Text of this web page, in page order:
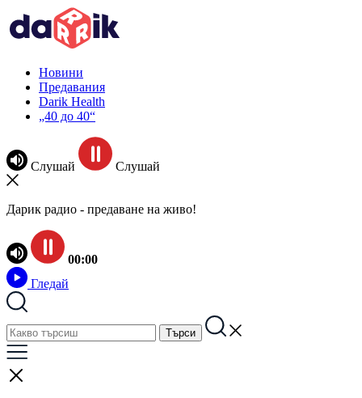
Новини
Предавания
Darik Health
„40 до 40“
Слушай Слушай
Дарик радио - предаване на живо!
00:00
Гледай